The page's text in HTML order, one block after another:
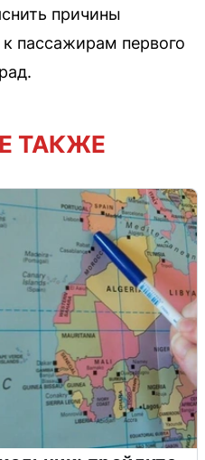
причины
пассажирам первого
ТАКЖЕ